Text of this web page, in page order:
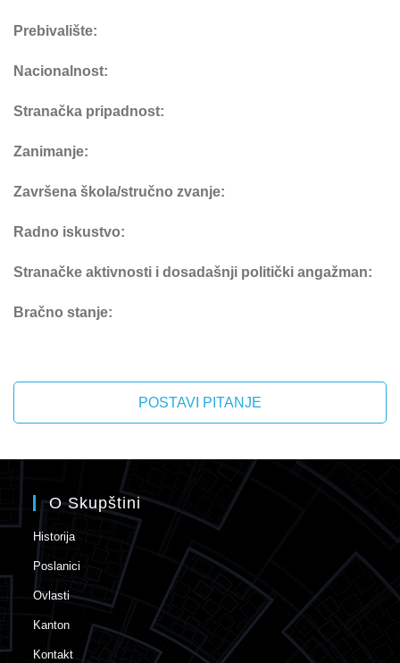
Prebivalište:
Nacionalnost:
Stranačka pripadnost:
Zanimanje:
Završena škola/stručno zvanje:
Radno iskustvo:
Stranačke aktivnosti i dosadašnji politički angažman:
Bračno stanje:
POSTAVI PITANJE
O Skupštini
Historija
Poslanici
Ovlasti
Kanton
Kontakt